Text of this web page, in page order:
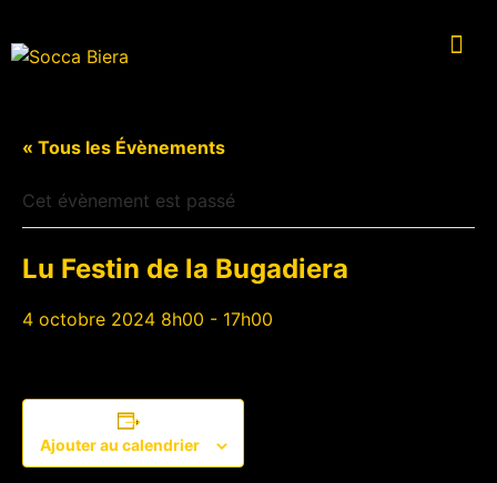
« Tous les Évènements
Cet évènement est passé
Lu Festin de la Bugadiera
4 octobre 2024 8h00 - 17h00
Ajouter au calendrier